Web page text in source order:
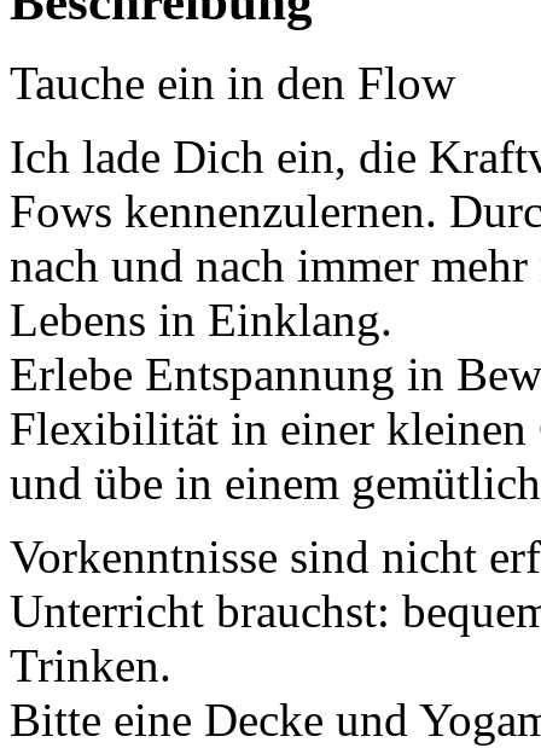
Tauche ein in den Flow
Ich lade Dich ein, die
Fows kennenzulernen.
nach und nach immer
Lebens in Einklang.
Erlebe Entspannung in
Flexibilität in einer kleinen
und übe in einem
Vorkenntnisse sind nicht
Unterricht brauchst:
Trinken.
Bitte eine Decke und